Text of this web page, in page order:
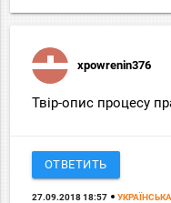
xpowrenin376
Твір-опис процесу
ОТВЕТИТЬ
27.09.2018 18:57